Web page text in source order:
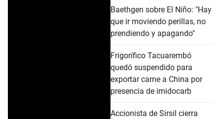
Baethgen sobre El Niño: "Hay
que ir moviendo perillas, no
prendiendo y apagando"
Frigorífico Tacuarembó
quedó suspendido para
exportar carne a China por
presencia de imidocarb
Accionista de Sirsil cierra